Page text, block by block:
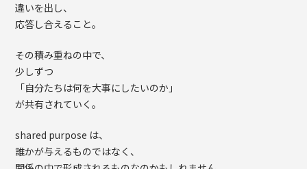
違いを出し、
応答し合えること。
その積み重ねの中で、
少しずつ
「自分たちは何を大事にしたいのか」
が共有されていく。
shared purpose は、
誰かが与えるものではなく、